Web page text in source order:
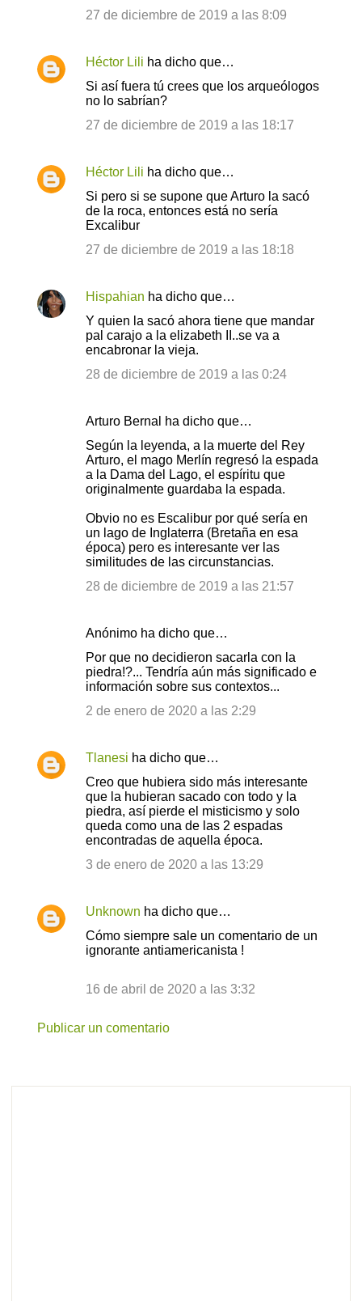
27 de diciembre de 2019 a las 8:09
Héctor Lili ha dicho que…
Si así fuera tú crees que los arqueólogos
no lo sabrían?
27 de diciembre de 2019 a las 18:17
Héctor Lili ha dicho que…
Si pero si se supone que Arturo la sacó
de la roca, entonces está no sería
Excalibur
27 de diciembre de 2019 a las 18:18
Hispahian ha dicho que…
Y quien la sacó ahora tiene que mandar
pal carajo a la elizabeth II..se va a
encabronar la vieja.
28 de diciembre de 2019 a las 0:24
Arturo Bernal ha dicho que…
Según la leyenda, a la muerte del Rey
Arturo, el mago Merlín regresó la espada
a la Dama del Lago, el espíritu que
originalmente guardaba la espada.
Obvio no es Escalibur por qué sería en
un lago de Inglaterra (Bretaña en esa
época) pero es interesante ver las
similitudes de las circunstancias.
28 de diciembre de 2019 a las 21:57
Anónimo ha dicho que…
Por que no decidieron sacarla con la
piedra!?... Tendría aún más significado e
información sobre sus contextos...
2 de enero de 2020 a las 2:29
Tlanesi ha dicho que…
Creo que hubiera sido más interesante
que la hubieran sacado con todo y la
piedra, así pierde el misticismo y solo
queda como una de las 2 espadas
encontradas de aquella época.
3 de enero de 2020 a las 13:29
Unknown ha dicho que…
Cómo siempre sale un comentario de un
ignorante antiamericanista !
16 de abril de 2020 a las 3:32
Publicar un comentario